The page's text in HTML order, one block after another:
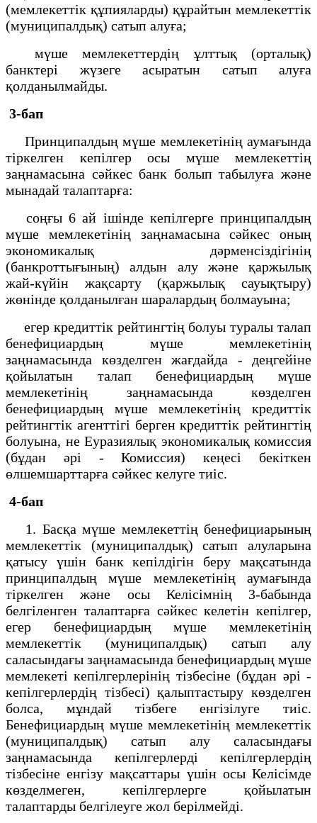
(мемлекеттік құпияларды) құрайтын мемлекеттік
(муниципалдық) сатып алуға;
мүше мемлекеттердің ұлттық (орталық)
банктері жүзеге асыратын сатып алуға
қолданылмайды.
3-бап
Принципалдың мүше мемлекетінің аумағында
тіркелген кепілгер осы мүше мемлекеттің
заңнамасына сәйкес банк болып табылуға және
мынадай талаптарға:
соңғы 6 ай ішінде кепілгерге принципалдың
мүше мемлекетінің заңнамасына сәйкес оның
экономикалық дәрменсіздігінің
(банкроттығының) алдын алу және қаржылық
жай-күйін жақсарту (қаржылық сауықтыру)
жөнінде қолданылған шаралардың болмауына;
егер кредиттік рейтингтің болуы туралы талап
бенефициардың мүше мемлекетінің
заңнамасында көзделген жағдайда - деңгейіне
қойылатын талап бенефициардың мүше
мемлекетінің заңнамасында көзделген
бенефициардың мүше мемлекетінің кредиттік
рейтингтік агенттігі берген кредиттік рейтингтің
болуына, не Еуразиялық экономикалық комиссия
(бұдан әрі - Комиссия) кеңесі бекіткен
өлшемшарттарға сәйкес келуге тиіс.
4-бап
1. Басқа мүше мемлекеттің бенефициарының
мемлекеттік (муниципалдық) сатып алуларына
қатысу үшін банк кепілдігін беру мақсатында
принципалдың мүше мемлекетінің аумағында
тіркелген және осы Келісімнің 3-бабында
белгіленген талаптарға сәйкес келетін кепілгер,
егер бенефициардың мүше мемлекетінің
мемлекеттік (муниципалдық) сатып алу
саласындағы заңнамасында бенефициардың мүше
мемлекеті кепілгерлерінің тізбесіне (бұдан әрі -
кепілгерлердің тізбесі) қалыптастыру көзделген
болса, мұндай тізбеге енгізілуге тиіс.
Бенефициардың мүше мемлекетінің мемлекеттік
(муниципалдық) сатып алу саласындағы
заңнамасында кепілгерлерді кепілгерлердің
тізбесіне енгізу мақсаттары үшін осы Келісімде
көзделмеген, кепілгерлерге қойылатын
талаптарды белгілеуге жол берілмейді.